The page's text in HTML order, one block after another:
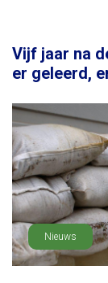
Vijf jaar na
er geleerd,
Nieuws